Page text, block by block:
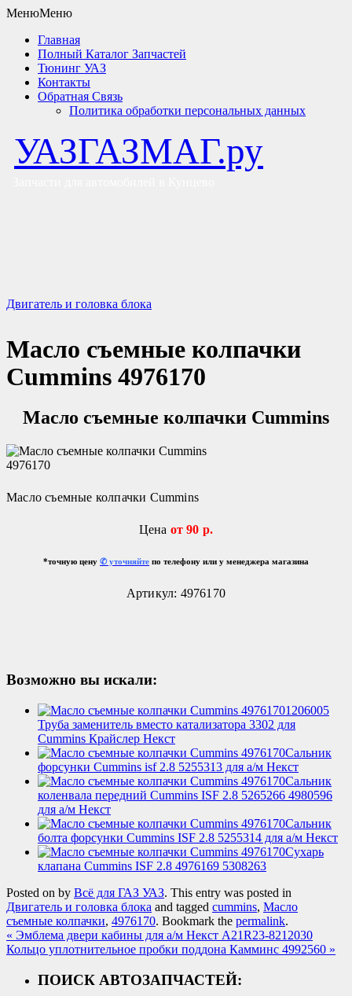
МенюМеню
Главная
Полный Каталог Запчастей
Тюнинг УАЗ
Контакты
Обратная Связь
Политика обработки персональных данных
УАЗГАЗМАГ.ру
Двигатель и головка блока
Масло съемные колпачки
Cummins 4976170
Масло съемные колпачки Cummins
Масло съемные колпачки Cummins
Цена от 90 р.
*точную цену ✆ уточняйте по телефону или у менеджера магазина
Артикул: 4976170
Возможно вы искали:
1206005
Труба заменитель вместо катализатора 3302 для
Cummins Крайслер Некст
Сальник
форсунки Cummins isf 2.8 5255313 для а/м Некст
Сальник
коленвала передний Cummins ISF 2.8 5265266 4980596
для а/м Некст
Сальник
болта форсунки Cummins ISF 2.8 5255314 для а/м Некст
Сухарь
клапана Cummins ISF 2.8 4976169 5308263
Posted on by Всё для ГАЗ УАЗ. This entry was posted in
Двигатель и головка блока and tagged cummins, Масло
съемные колпачки, 4976170. Bookmark the permalink.
« Эмблема двери кабины для а/м Некст A21R23-8212030
Кольцо уплотнительное пробки поддона Камминс 4992560 »
ПОИСК АВТОЗАПЧАСТЕЙ: